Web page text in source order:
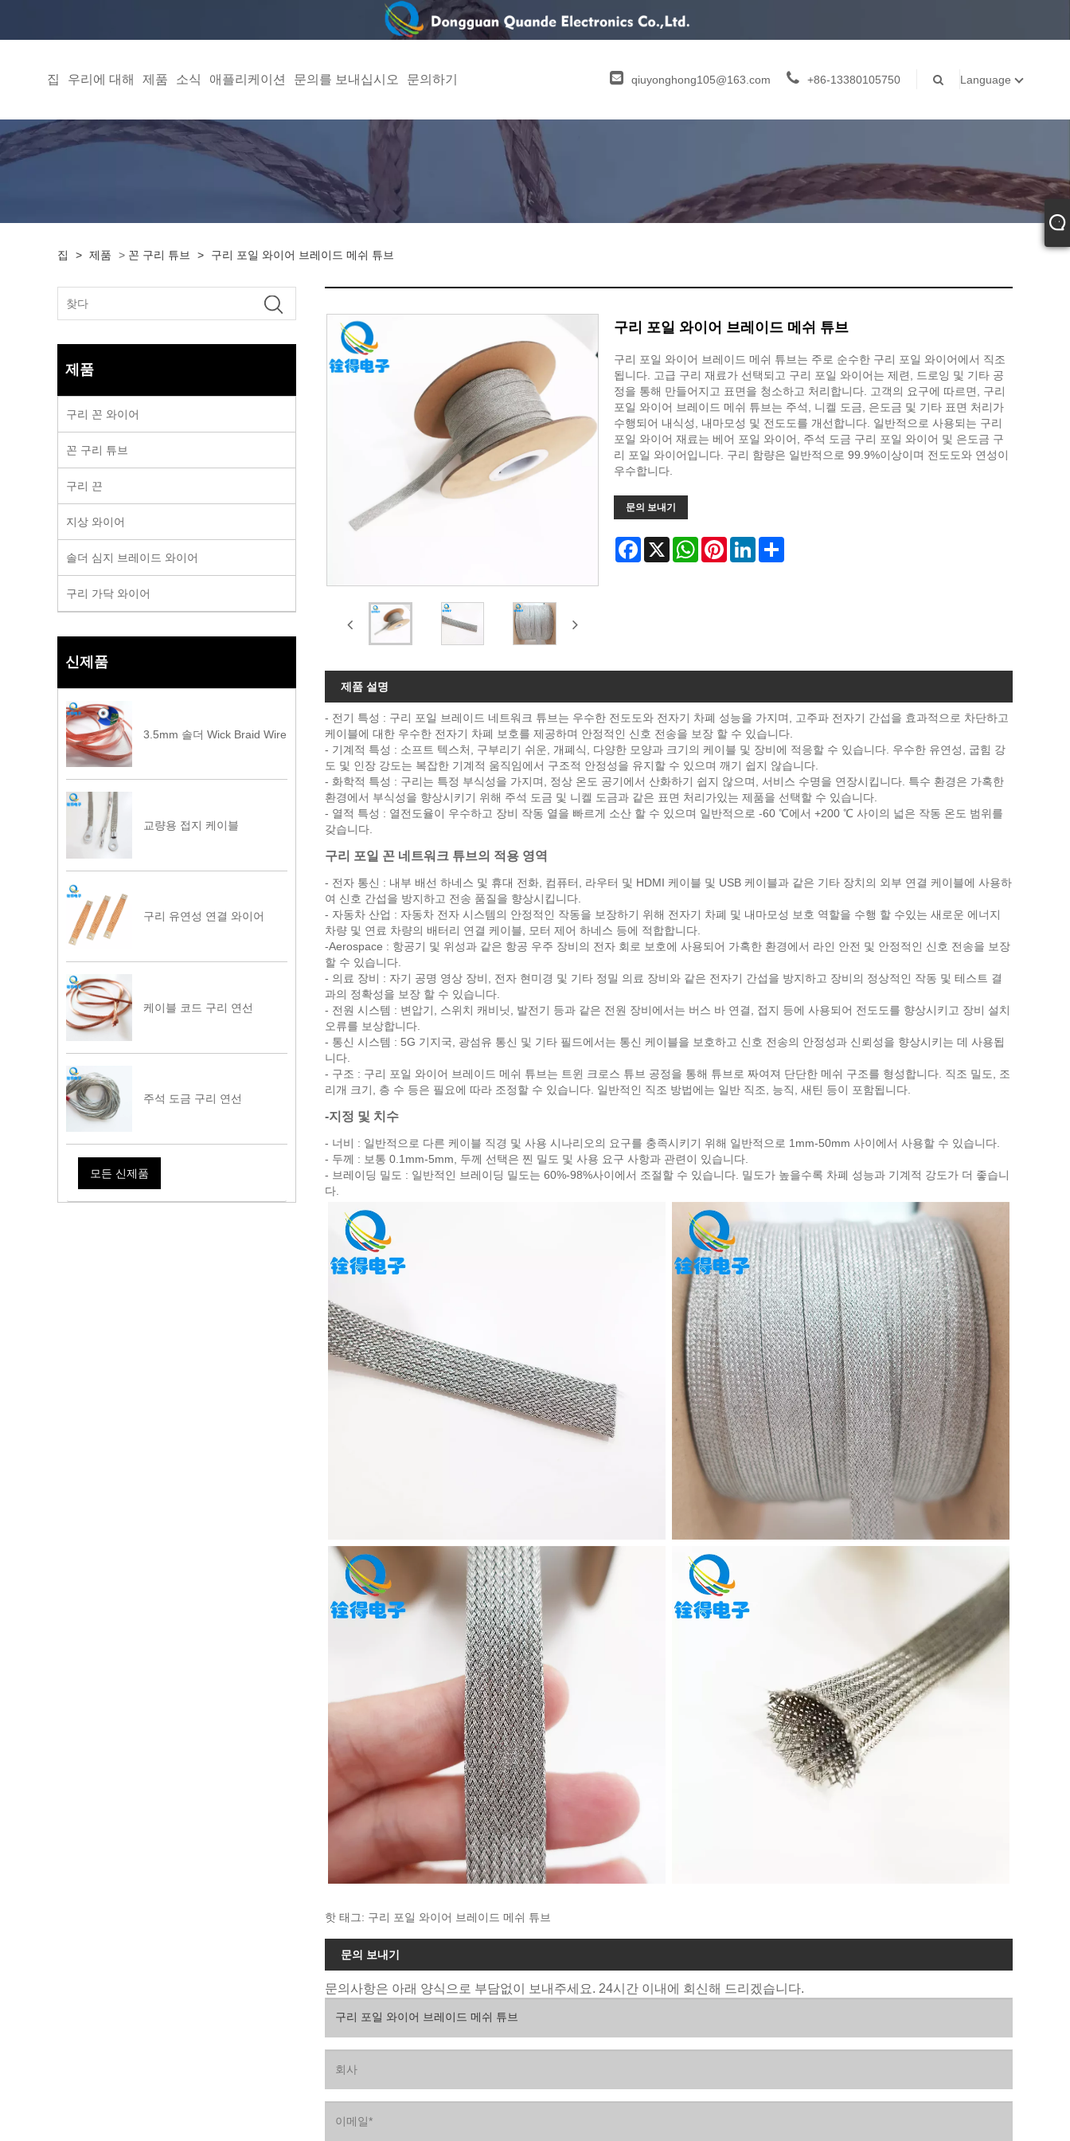
집 우리에 대해 제품 소식 애플리케이션 문의를 보내십시오 문의하기 qiuyonghong105@163.com +86-13380105750 Language
집 > 제품 > 꼰 구리 튜브 > 구리 포일 와이어 브레이드 메쉬 튜브
제품
구리 꼰 와이어
꼰 구리 튜브
구리 끈
지상 와이어
솔더 심지 브레이드 와이어
구리 가닥 와이어
신제품
3.5mm 솔더 Wick Braid Wire
교량용 접지 케이블
구리 유연성 연결 와이어
케이블 코드 구리 연선
주석 도금 구리 연선
모든 신제품
구리 포일 와이어 브레이드 메쉬 튜브
구리 포일 와이어 브레이드 메쉬 튜브는 주로 순수한 구리 포일 와이어에서 직조
됩니다. 고급 구리 재료가 선택되고 구리 포일 와이어는 제련, 드로잉 및 기타 공
정을 통해 만들어지고 표면을 청소하고 처리합니다. 고객의 요구에 따르면, 구리
포일 와이어 브레이드 메쉬 튜브는 주석, 니켈 도금, 은도금 및 기타 표면 처리가
수행되어 내식성, 내마모성 및 전도도를 개선합니다. 일반적으로 사용되는 구리
포일 와이어 재료는 베어 포일 와이어, 주석 도금 구리 포일 와이어 및 은도금 구
리 포일 와이어입니다. 구리 함량은 일반적으로 99.9%이상이며 전도도와 연성이
우수합니다.
문의 보내기
Facebook
X WhatsAppPinterestLinkedInShare
제품 설명
- 전기 특성 : 구리 포일 브레이드 네트워크 튜브는 우수한 전도도와 전자기 차폐 성능을 가지며, 고주파 전자기 간섭을 효과적으로 차단하고
케이블에 대한 우수한 전자기 차폐 보호를 제공하며 안정적인 신호 전송을 보장 할 수 있습니다.
- 기계적 특성 : 소프트 텍스처, 구부리기 쉬운, 개폐식, 다양한 모양과 크기의 케이블 및 장비에 적응할 수 있습니다. 우수한 유연성, 굽힘 강
도 및 인장 강도는 복잡한 기계적 움직임에서 구조적 안정성을 유지할 수 있으며 깨기 쉽지 않습니다.
- 화학적 특성 : 구리는 특정 부식성을 가지며, 정상 온도 공기에서 산화하기 쉽지 않으며, 서비스 수명을 연장시킵니다. 특수 환경은 가혹한
환경에서 부식성을 향상시키기 위해 주석 도금 및 니켈 도금과 같은 표면 처리가있는 제품을 선택할 수 있습니다.
- 열적 특성 : 열전도율이 우수하고 장비 작동 열을 빠르게 소산 할 수 있으며 일반적으로 -60 ℃에서 +200 ℃ 사이의 넓은 작동 온도 범위를
갖습니다.
구리 포일 꼰 네트워크 튜브의 적용 영역
- 전자 통신 : 내부 배선 하네스 및 휴대 전화, 컴퓨터, 라우터 및 HDMI 케이블 및 USB 케이블과 같은 기타 장치의 외부 연결 케이블에 사용하
여 신호 간섭을 방지하고 전송 품질을 향상시킵니다.
- 자동차 산업 : 자동차 전자 시스템의 안정적인 작동을 보장하기 위해 전자기 차폐 및 내마모성 보호 역할을 수행 할 수있는 새로운 에너지
차량 및 연료 차량의 배터리 연결 케이블, 모터 제어 하네스 등에 적합합니다.
-Aerospace : 항공기 및 위성과 같은 항공 우주 장비의 전자 회로 보호에 사용되어 가혹한 환경에서 라인 안전 및 안정적인 신호 전송을 보장
할 수 있습니다.
- 의료 장비 : 자기 공명 영상 장비, 전자 현미경 및 기타 정밀 의료 장비와 같은 전자기 간섭을 방지하고 장비의 정상적인 작동 및 테스트 결
과의 정확성을 보장 할 수 있습니다.
- 전원 시스템 : 변압기, 스위치 캐비닛, 발전기 등과 같은 전원 장비에서는 버스 바 연결, 접지 등에 사용되어 전도도를 향상시키고 장비 설치
오류를 보상합니다.
- 통신 시스템 : 5G 기지국, 광섬유 통신 및 기타 필드에서는 통신 케이블을 보호하고 신호 전송의 안정성과 신뢰성을 향상시키는 데 사용됩
니다.
- 구조 : 구리 포일 와이어 브레이드 메쉬 튜브는 트윈 크로스 튜브 공정을 통해 튜브로 짜여져 단단한 메쉬 구조를 형성합니다. 직조 밀도, 조
리개 크기, 층 수 등은 필요에 따라 조정할 수 있습니다. 일반적인 직조 방법에는 일반 직조, 능직, 새틴 등이 포함됩니다.
-지정 및 치수
- 너비 : 일반적으로 다른 케이블 직경 및 사용 시나리오의 요구를 충족시키기 위해 일반적으로 1mm-50mm 사이에서 사용할 수 있습니다.
- 두께 : 보통 0.1mm-5mm, 두께 선택은 찐 밀도 및 사용 요구 사항과 관련이 있습니다.
- 브레이딩 밀도 : 일반적인 브레이딩 밀도는 60%-98%사이에서 조절할 수 있습니다. 밀도가 높을수록 차폐 성능과 기계적 강도가 더 좋습니
다.
핫 태그: 구리 포일 와이어 브레이드 메쉬 튜브
문의 보내기
문의사항은 아래 양식으로 부담없이 보내주세요. 24시간 이내에 회신해 드리겠습니다.